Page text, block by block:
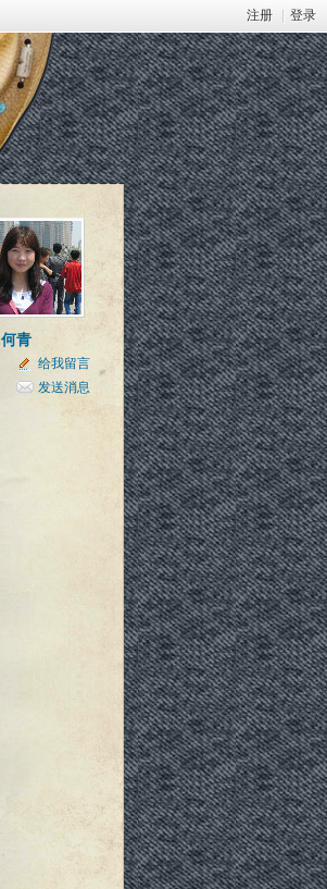
注册 登录
何青
给我留言
发送消息